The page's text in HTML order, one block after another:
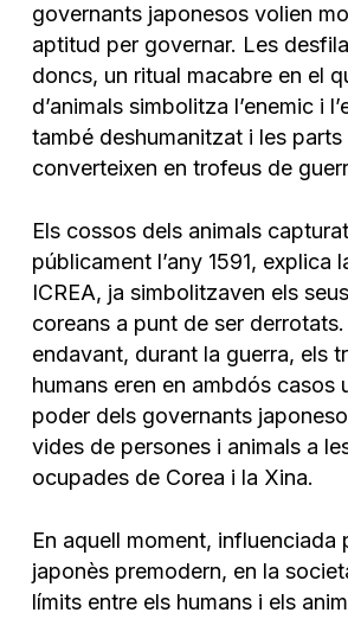
governants japonesos volien
aptitud per governar. Les
doncs, un ritual macabre en el
d’animals simbolitza l’enemic i
també deshumanitzat i les
converteixen en trofeus de
Els cossos dels animals
públicament l’any 1591, explica
ICREA, ja simbolitzaven els
coreans a punt de ser
endavant, durant la guerra, els
humans eren en ambdós casos
poder dels governants
vides de persones i animals a
ocupades de Corea i la Xina.
En aquell moment, influenciada
japonès premodern, en la
límits entre els humans i els